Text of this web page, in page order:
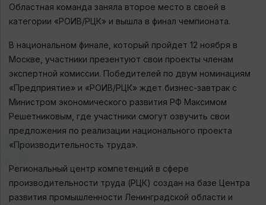
Областная команда заняла второе место в своей в
категории «РОИВ/РЦК» и вышла в финал чемпионата.
В национальном финале, который пройдет 12 ноября в
Москве, участники презентуют свои проекты членам
экспертной комиссии. Победителей по двум номинациям
«Предприятие» и «РОИВ/РЦК» ждет бизнес-завтрак с
Министром экономического развития РФ Максимом
Решетниковым, где участники смогут озвучить свои
предложения по реализации национального проекта
«Производительность труда».
Региональный центр компетенций в сфере
производительности труда (РЦК) создан на базе Центра
развития промышленности Ленинградской области и